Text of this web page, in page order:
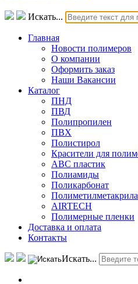
Искать...
Главная
Новости полимеров
О компании
Оформить заказ
Наши Вакансии
Каталог
ПНД
ПВД
Полипропилен
ПВХ
Полистирол
Красители для
АВС пластик
Полиамиды
Поликарбонат
AIRTECH
Полимерные пленки
Доставка и оплата
Контакты
Искать...